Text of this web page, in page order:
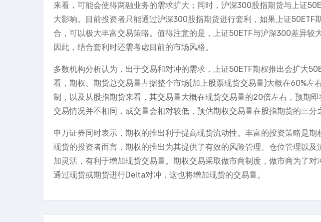
来看，可能会使得两融业务的需求扩大；同时，沪深300股指期货与上证
大影响。目前投资者只能通过沪深300股指期货进行套利，如果上证50ETF
合，可以极大丰富交易策略。值得注意的是，上证50ETF与沪深300差异较
因此，结合套利时还需考虑目前的市场风格。
多数机构分析认为，出于交易和对冲的需求，上证50ETF期权推出会扩大
看，期权、期货总交易量占据整个市场(加上股票现货交易量)大概在60%左
制，以及从股指期货来看，其交易量大概在现货交易量的20倍左右，预期
交易情况并不相同，成交量会相对较低，预估期权交易量在股指期货的三分
申万证券同时表示，期权的推出利于提高现货流动性。丰富的投资策略是
现货的投资者而言，期权的推出为其提供了有效的风险管理、仓位管理以
加灵活，有利于增加现货交易量。期权交易采取做市商制度，做市商为了
通过现货或期货进行Delta对冲，这也将增加现货的交易量。